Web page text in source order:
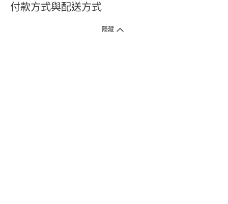
付款方式與配送方式
隱藏